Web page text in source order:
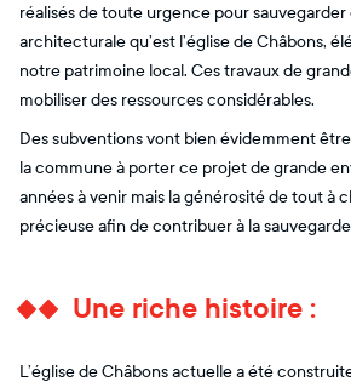
réalisés de toute urgence pour
architecturale qu’est l’église de Châbons,
notre patrimoine local. Ces travaux de
mobiliser des ressources considérables.
Des subventions vont bien évidemment
la commune à porter ce projet de grande
années à venir mais la générosité de tout à
précieuse afin de contribuer à la
Une riche histoire :
L’église de Châbons actuelle a été